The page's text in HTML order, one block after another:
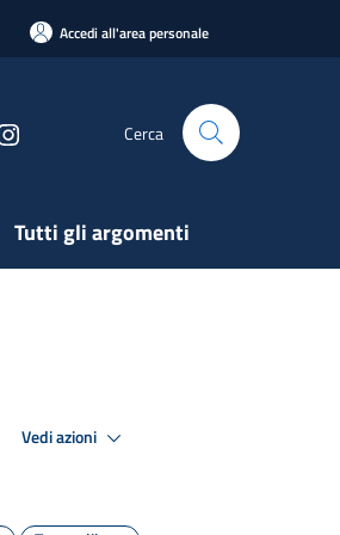
Accedi all'area personale
Cerca
Tutti gli argomenti
Vedi azioni